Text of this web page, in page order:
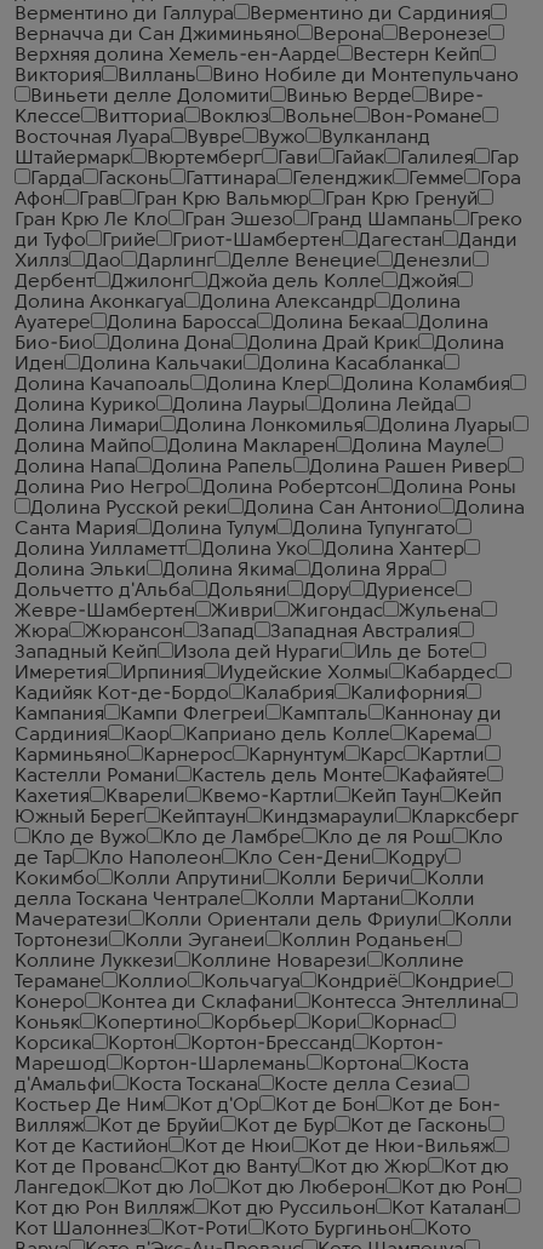
Верментино ди Галлура
Верментино ди Сардиния
Верначча ди Сан Джиминьяно
Верона
Веронезе
Верхняя долина Хемель-ен-Аарде
Вестерн Кейп
Виктория
Виллань
Вино Нобиле ди Монтепульчано
Виньети делле Доломити
Винью Верде
Вире-
Клессе
Витториа Воклюз Вольне
Вон-Романе
Восточная Луара
Вувре Вужо
Вулканланд
Штайермарк
Вюртемберг Гави Гайак Галилея
Гар
Гарда
Гасконь Гаттинара Геленджик Гемме
Гора
Афон
Грав Гран Крю Вальмюр
Гран Крю Гренуй
Гран Крю Ле Кло
Гран Эшезо Гранд Шампань
Греко
ди Туфо
Грийе Гриот-Шамбертен Дагестан
Данди
Хиллз
Дао Дарлинг Делле Венецие
Денезли
Дербент
Джилонг Джойа дель Колле
Джойя
Долина Аконкагуа
Долина Александр
Долина
Ауатере
Долина Баросса Долина Бекаа
Долина
Био-Био
Долина Дона Долина Драй Крик
Долина
Иден
Долина Кальчаки
Долина Касабланка
Долина Качапоаль
Долина Клер
Долина Коламбия
Долина Курико
Долина Лауры
Долина Лейда
Долина Лимари
Долина Лонкомилья
Долина Луары
Долина Майпо
Долина Макларен
Долина Мауле
Долина Напа
Долина Рапель
Долина Рашен Ривер
Долина Рио Негро
Долина Робертсон
Долина Роны
Долина Русской реки
Долина Сан Антонио
Долина
Санта Мария
Долина Тулум
Долина Тупунгато
Долина Уилламетт
Долина Уко
Долина Хантер
Долина Эльки
Долина Якима
Долина Ярра
Дольчетто д'Альба
Дольяни Дору
Дуриенсе
Жевре-Шамбертен
Живри Жигондас
Жульена
Жюра
Жюрансон Запад
Западная Австралия
Западный Кейп
Изола дей Нураги
Иль де Боте
Имеретия
Ирпиния Иудейские Холмы
Кабардес
Кадийяк Кот-де-Бордо
Калабрия
Калифорния
Кампания
Кампи Флегреи Кампталь
Каннонау ди
Сардиния
Каор Каприано дель Колле
Карема
Карминьяно
Карнерос Карнунтум Карс
Картли
Кастелли Романи
Кастель дель Монте
Кафайяте
Кахетия
Кварели Квемо-Картли Кейп Таун
Кейп
Южный Берег
Кейптаун Киндзмараули
Кларксберг
Кло де Вужо
Кло де Ламбре Кло де ля Рош
Кло
де Тар
Кло Наполеон Кло Сен-Дени
Кодру
Кокимбо
Колли Апрутини Колли Беричи
Колли
делла Тоскана Чентрале
Колли Мартани
Колли
Мачератези
Колли Ориентали дель Фриули
Колли
Тортонези
Колли Эуганеи
Коллин Роданьен
Коллине Луккези
Коллине Новарези
Коллине
Терамане
Коллио Кольчагуа Кондриё
Кондрие
Конеро
Контеа ди Склафани
Контесса Энтеллина
Коньяк
Копертино Корбьер Кори
Корнас
Корсика
Кортон Кортон-Брессанд
Кортон-
Марешод
Кортон-Шарлемань Кортона
Коста
д'Амальфи
Коста Тоскана
Косте делла Сезиа
Костьер Де Ним
Кот д'Ор Кот де Бон
Кот де Бон-
Вилляж
Кот де Бруйи Кот де Бур
Кот де Гасконь
Кот де Кастийон
Кот де Нюи
Кот де Нюи-Вильяж
Кот де Прованс
Кот дю Ванту Кот дю Жюр
Кот дю
Лангедок
Кот дю Ло Кот дю Люберон
Кот дю Рон
Кот дю Рон Вилляж
Кот дю Руссильон
Кот Каталан
Кот Шалоннез
Кот-Роти Кото Бургиньон
Кото